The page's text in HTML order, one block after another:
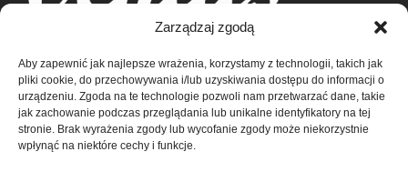
Zarządzaj zgodą
Aby zapewnić jak najlepsze wrażenia, korzystamy z technologii, takich jak
pliki cookie, do przechowywania i/lub uzyskiwania dostępu do informacji o
urządzeniu. Zgoda na te technologie pozwoli nam przetwarzać dane, takie
jak zachowanie podczas przeglądania lub unikalne identyfikatory na tej
stronie. Brak wyrażenia zgody lub wycofanie zgody może niekorzystnie
wpłynąć na niektóre cechy i funkcje.
Grupa Ventus Sp. z o.o.
ul. Chmieleniec 2A/LU2 30-348 Kraków
NIP: 676-245-66-87 KRS 0000424254
Sąd rejonowy dla Krakowa – Śródmieście w
Krakowie
XI Wydział Krajowego Rejestru Sądowego
Sklep
Kontakt